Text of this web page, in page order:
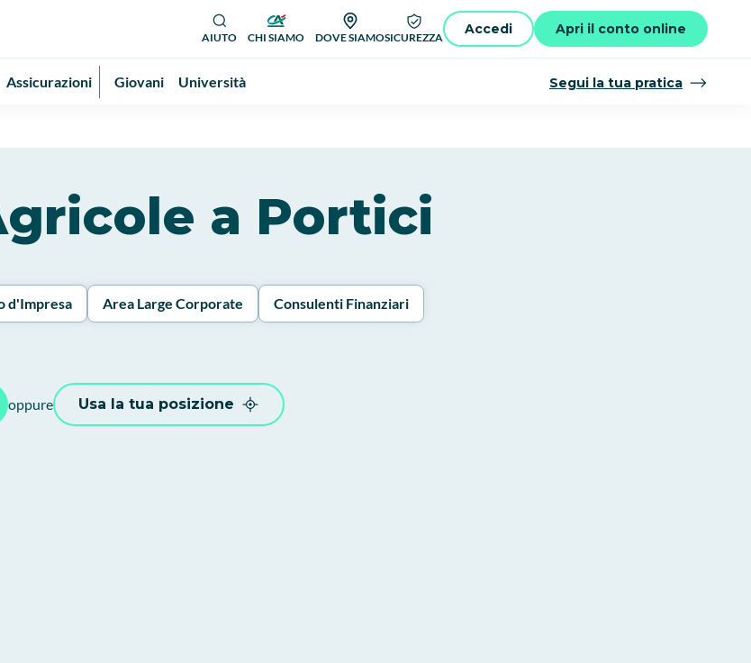
AIUTO CHI SIAMO DOVE SIAMOSICUREZZA
Accedi Apri il conto online
Assicurazioni Giovani Università Segui la tua pratica
a Portici
d'Impresa Area Large Corporate Consulenti Finanziari
oppure Usa la tua posizione